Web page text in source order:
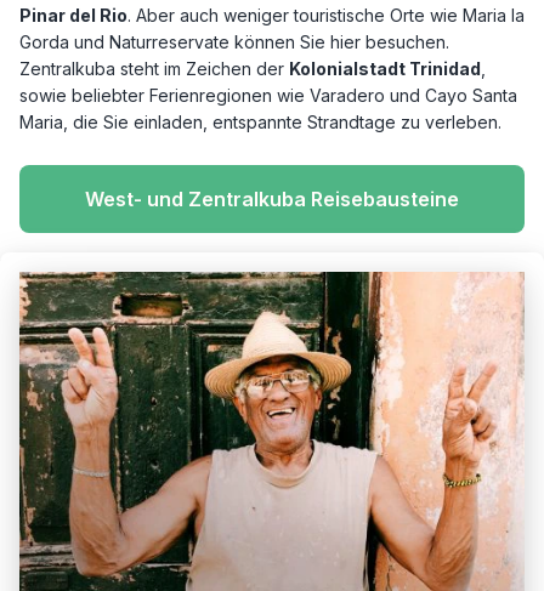
Pinar del Rio. Aber auch weniger touristische Orte wie Maria la
Gorda und Naturreservate können Sie hier besuchen.
Zentralkuba steht im Zeichen der Kolonialstadt Trinidad
sowie beliebter Ferienregionen wie Varadero und Cayo Santa
Maria, die Sie einladen, entspannte Strandtage zu verleben.
West- und Zentralkuba Reisebausteine